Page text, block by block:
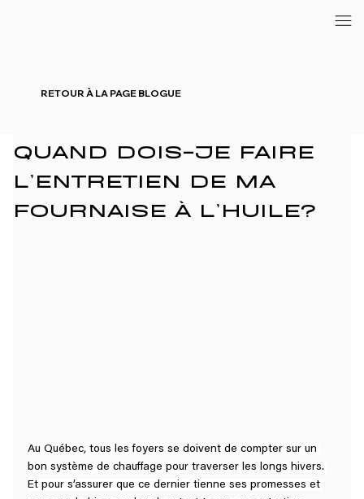
RETOUR À LA PAGE BLOGUE
QUAND DOIS-JE FAIRE
L’ENTRETIEN DE MA
FOURNAISE À L’HUILE?
Au Québec, tous les foyers se doivent de compter sur un
bon système de chauffage pour traverser les longs hivers.
Et pour s’assurer que ce dernier tienne ses promesses et